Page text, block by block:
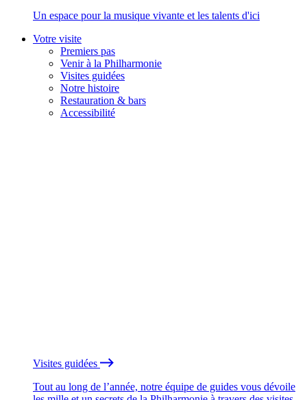
Un espace pour la musique vivante et les talents d'ici
Votre visite
Premiers pas
Venir à la Philharmonie
Visites guidées
Notre histoire
Restauration & bars
Accessibilité
Visites guidées
Tout au long de l’année, notre équipe de guides vous dévoile